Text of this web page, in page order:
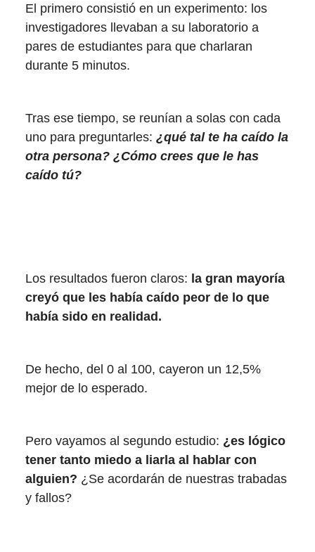
El primero consistió en un experimento: los
investigadores llevaban a su laboratorio a
pares de estudiantes para que charlaran
durante 5 minutos.
Tras ese tiempo, se reunían a solas con cada
uno para preguntarles: ¿qué tal te ha caído la
otra persona? ¿Cómo crees que le has
caído tú?
Los resultados fueron claros: la gran mayoría
creyó que les había caído peor de lo que
había sido en realidad.
De hecho, del 0 al 100, cayeron un 12,5%
mejor de lo esperado.
Pero vayamos al segundo estudio: ¿es lógico
tener tanto miedo a liarla al hablar con
alguien? ¿Se acordarán de nuestras trabadas
y fallos?